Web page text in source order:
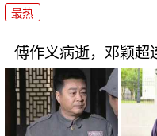
最热
傅作义病逝，邓颖超